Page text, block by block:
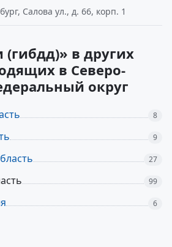
Салова ул., д. 66, корп. 1
(гибдд)» в других
в Северо-
округ
8
9
27
99
6